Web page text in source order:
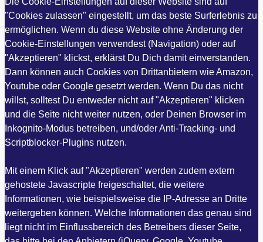
"Cookies zulassen" eingestellt, um das beste Surferlebnis zu
ermöglichen. Wenn du diese Website ohne Änderung der
Cookie-Einstellungen verwendest (Navigation) oder auf
"Akzeptieren" klickst, erklärst Du Dich damit einverstanden.
Dann können auch Cookies von Drittanbietern wie Amazon,
Youtube oder Google gesetzt werden. Wenn Du das nicht
willst, solltest Du entweder nicht auf "Akzeptieren" klicken
und die Seite nicht weiter nutzen, oder Deinen Browser im
Inkognito-Modus betreiben, und/oder Anti-Tracking- und
Scriptblocker-Plugins nutzen.
Mit einem Klick auf "Akzeptieren" werden zudem extern
gehostete Javascripte freigeschaltet, die weitere
Informationen, wie beispielsweise die IP-Adresse an Dritte
weitergeben können. Welche Informationen das genau sind
liegt nicht im Einflussbereich des Betreibers dieser Seite,